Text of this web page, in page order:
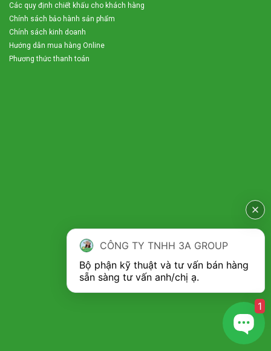
Các quy định chiết khấu cho khách hàng
Chính sách bảo hành sản phẩm
Chính sách kinh doanh
Hướng dẫn mua hàng Online
Phương thức thanh toán
CÔNG TY TNHH 3A GROUP
Bộ phận kỹ thuật và tư vấn bán hàng
1